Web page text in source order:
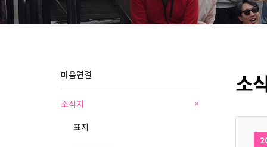
마음연결
소식지 +
표지
소